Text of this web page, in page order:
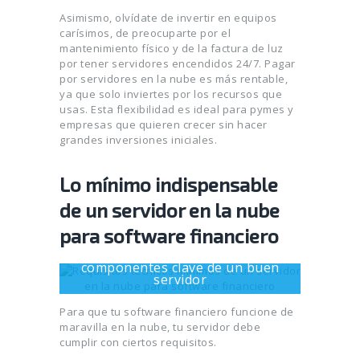
Asimismo, olvídate de invertir en equipos
carísimos, de preocuparte por el
mantenimiento físico y de la factura de luz
por tener servidores encendidos 24/7. Pagar
por servidores en la nube es más rentable,
ya que solo inviertes por los recursos que
usas. Esta flexibilidad es ideal para pymes y
empresas que quieren crecer sin hacer
grandes inversiones iniciales.
Lo mínimo indispensable
de un servidor en la nube
para software financiero
componentes clave de un buen
servidor
Para que tu software financiero funcione de
maravilla en la nube, tu servidor debe
cumplir con ciertos requisitos.